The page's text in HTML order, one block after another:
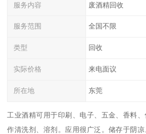
服务内容 废酒精回收
服务范围 全国不限
类型 回收
实际价格 来电面议
所在地 东莞
工业酒精可用于印刷、电子、五金、香料
作清洗剂、溶剂。应用很广泛。储存于阴